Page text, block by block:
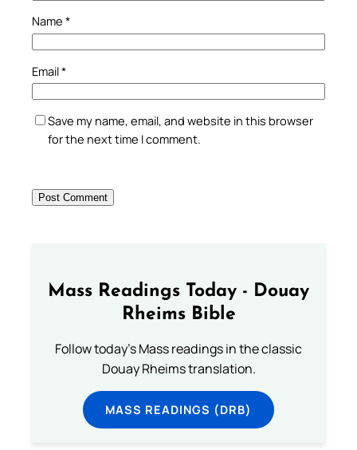
Name *
Email*
Save my name, email, and website in this browser
for the next time I comment.
Mass Readings Today - Douay
Rheims Bible
Follow today's Mass readings in the classic
Douay Rheims translation.
MASS READINGS (DRB)